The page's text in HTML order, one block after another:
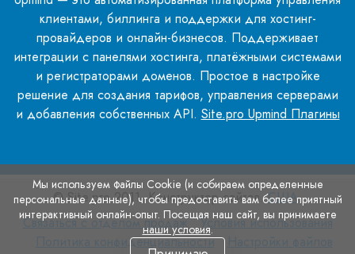
клиентами, биллинга и поддержки для хостинг-
провайдеров и онлайн-бизнесов. Поддерживает
интеграции с панелями хостинга, платёжными системами
и регистраторами доменов. Простое в настройке
решение для создания тарифов, управления серверами
и добавления собственных API. Site.pro Upmind Плагины
© Site.pro 2011. Конструктор сайтов.США.
Связаться
Связаться с отделом продаж
Условия
использования
Условия использования
Политика конфиденциальности
Мы используем файлы Cookie (и собираем определенные
персональные данные), чтобы предоставить вам более приятный
интерактивный онлайн-опыт. Посещая наш сайт, вы принимаете
наши условия.